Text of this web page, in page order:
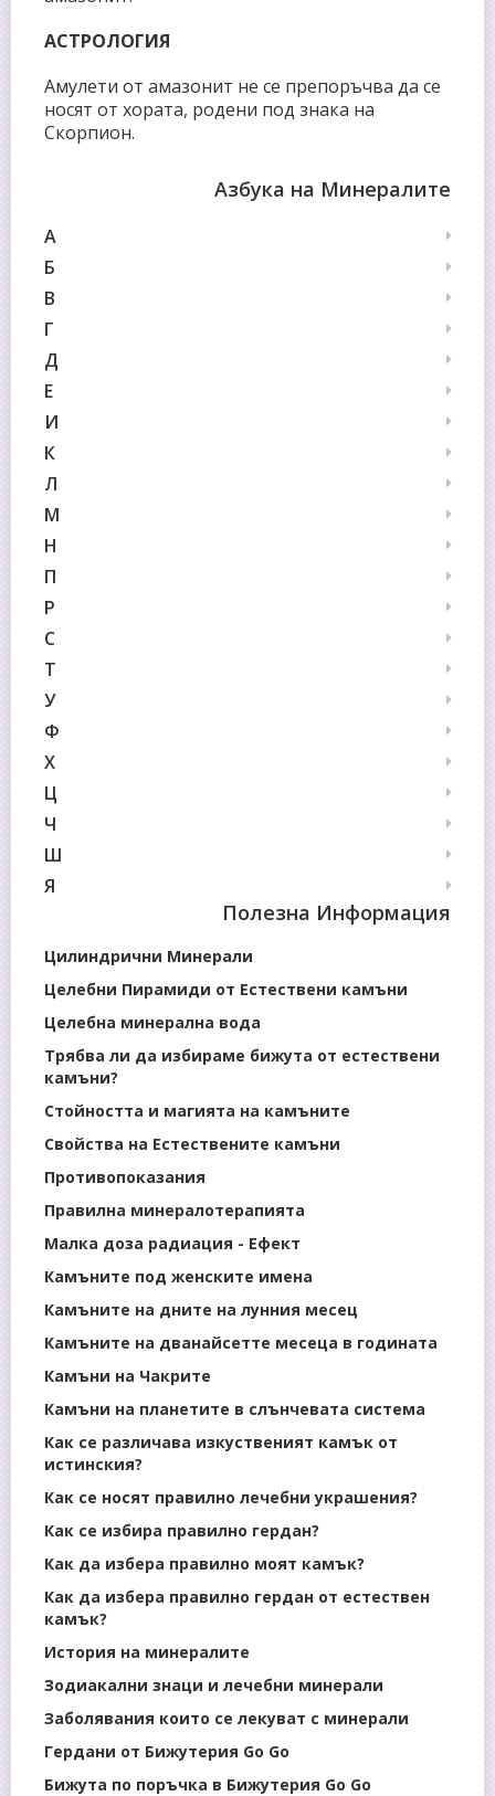
АСТРОЛОГИЯ
Амулети от амазонит не се препоръчва да се
носят от хората, родени под знака на
Скорпион.
Азбука на Минералите
А
Б
В
Г
Д
Е
И
К
Л
М
Н
П
Р
С
Т
У
Ф
Х
Ц
Ч
Ш
Я
Полезна Информация
Цилиндрични Минерали
Целебни Пирамиди от Естествени камъни
Целебна минерална вода
Трябва ли да избираме бижута от естествени
камъни?
Стойността и магията на камъните
Свойства на Естествените камъни
Противопоказания
Правилна минералотерапията
Малка доза радиация - Ефект
Камъните под женските имена
Камъните на дните на лунния месец
Камъните на дванайсетте месеца в годината
Камъни на Чакрите
Камъни на планетите в слънчевата система
Как се различава изкуственият камък от
истинския?
Как се носят правилно лечебни украшения?
Как се избира правилно гердан?
Как да избера правилно моят камък?
Как да избера правилно гердан от естествен
камък?
История на минералите
Зодиакални знаци и лечебни минерали
Заболявания които се лекуват с минерали
Гердани от Бижутерия Go Go
Бижута по поръчка в Бижутерия Go Go